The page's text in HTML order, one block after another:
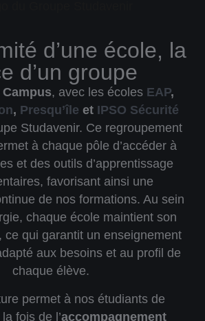
d’une école, la
d’un groupe
Campus, avec les écoles EAP,
, Presqu’île et IPSO Sécurité
Studavenir. Ce regroupement
à chaque pôle d’accéder à
et des outils d’apprentissage
favorisant ainsi une
de nos formations. Au sein
chaque école maintient son
ce qui garantit un enseignement
aux besoins et au profil de
chaque élève.
permet à nos étudiants de
fois de l’accompagnement